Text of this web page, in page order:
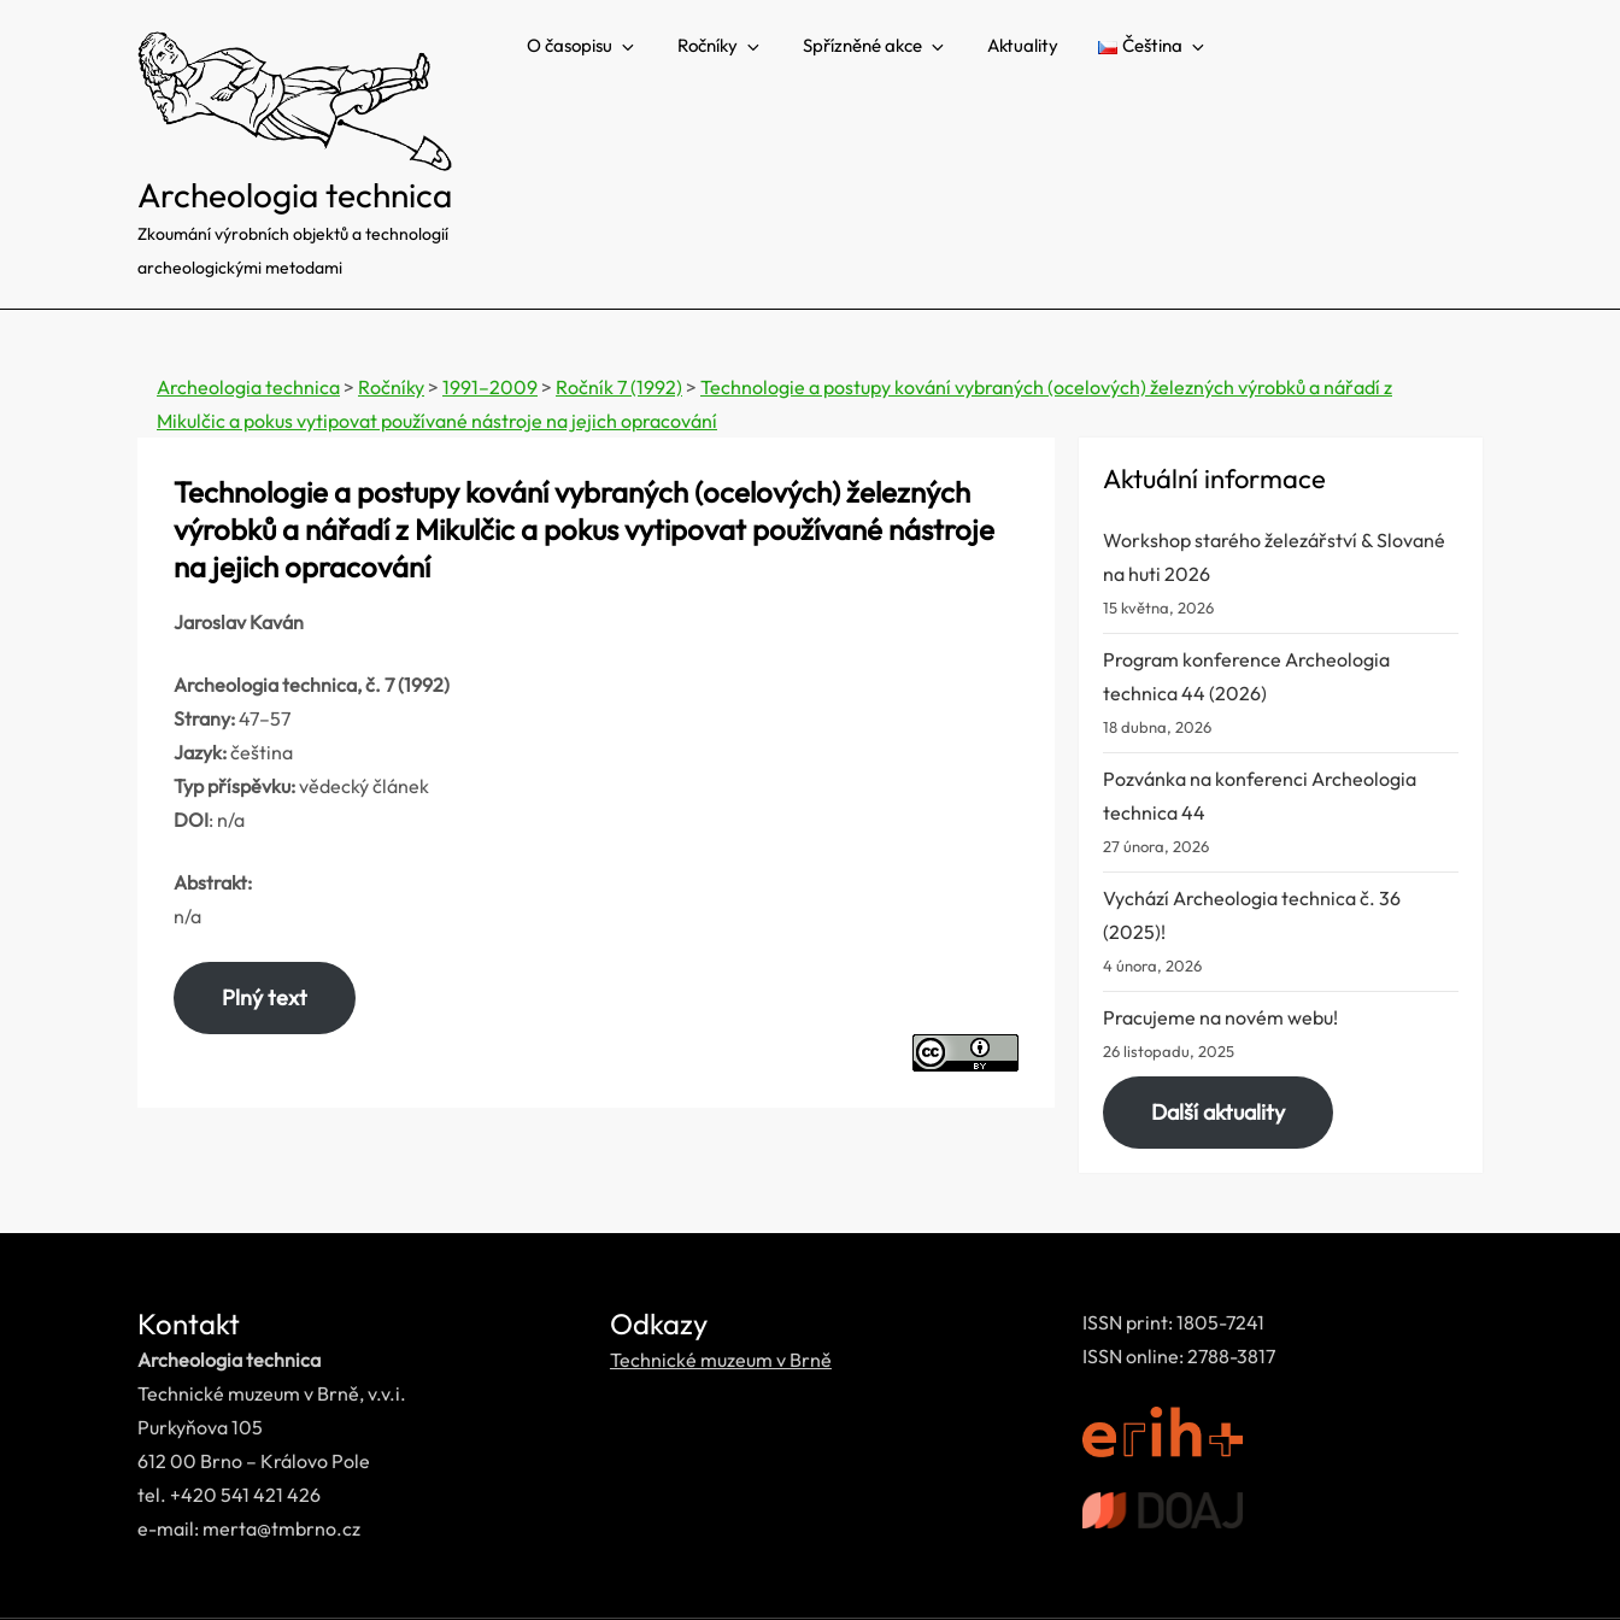
Archeologia technica
Zkoumání výrobních objektů a technologií
archeologickými metodami
O časopisu Ročníky Spřízněné akce Aktuality Čeština
Archeologia technica > Ročníky > 1991–2009 > Ročník 7 (1992) > Technologie a postupy kování vybraných (ocelových) železných výrobků a nářadí z
Mikulčic a pokus vytipovat používané nástroje na jejich opracování
Technologie a postupy kování vybraných (ocelových) železných
výrobků a nářadí z Mikulčic a pokus vytipovat používané nástroje
na jejich opracování
Jaroslav Kaván
Archeologia technica, č. 7 (1992)
Strany:47–57
Jazyk:čeština
Typ příspěvku:vědecký článek
DOI: n/a
Abstrakt:
n/a
Plný text
Aktuální informace
Workshop starého železářství & Slované
na huti 2026
15 května, 2026
Program konference Archeologia
technica 44 (2026)
18 dubna, 2026
Pozvánka na konferenci Archeologia
technica 44
27 února, 2026
Vychází Archeologia technica č. 36
(2025)!
4 února, 2026
Pracujeme na novém webu!
26 listopadu, 2025
Další aktuality
Kontakt
Archeologia technica
Technické muzeum v Brně, v.v.i.
Purkyňova 105
612 00 Brno – Královo Pole
tel. +420 541 421 426
e-mail: merta@tmbrno.cz
Odkazy
Technické muzeum v Brně
ISSN print: 1805-7241
ISSN online: 2788-3817